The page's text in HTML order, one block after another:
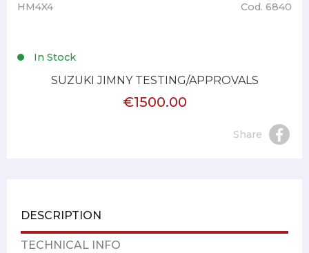
HM4X4 Cod. 6840
In Stock
SUZUKI JIMNY TESTING/APPROVALS
€1500.00
Share
DESCRIPTION
TECHNICAL INFO